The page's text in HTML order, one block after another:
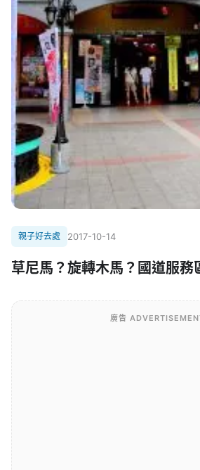
親子好去處 2017-10-14
草尼馬？旋轉木馬？國道服務
廣告